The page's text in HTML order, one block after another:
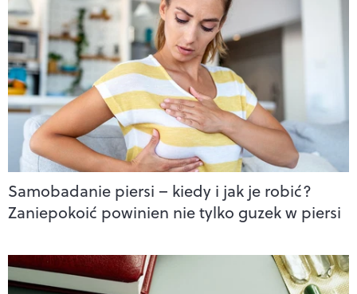
Samobadanie piersi – kiedy i jak je robić?
Zaniepokoić powinien nie tylko guzek w piersi